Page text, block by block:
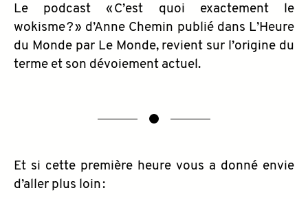
Le podcast « C’est quoi exactement le
wokisme ? » d’Anne Chemin publié dans L’Heure
du Monde par Le Monde, revient sur l’origine du
terme et son dévoiement actuel.
Et si cette première heure vous a donné envie
d’aller plus loin :